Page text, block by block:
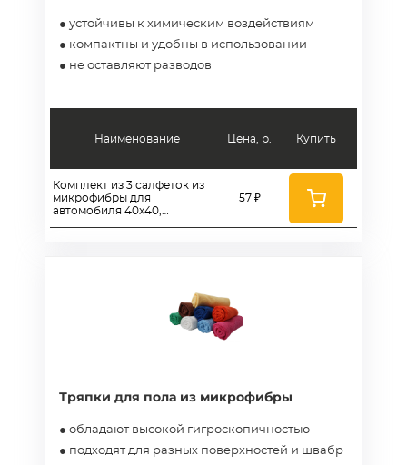
● устойчивы к химическим воздействиям
● компактны и удобны в использовании
● не оставляют разводов
Наименование
Комплект из 3 салфеток из
микрофибры для
автомобиля 40x40,
Цена, р.
57 ₽
Купить
Тряпки для пола из микрофибры
● обладают высокой гигроскопичностью
● подходят для разных поверхностей и швабр